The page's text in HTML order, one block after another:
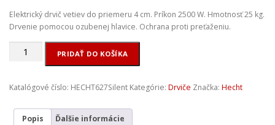
Elektrický drvič vetiev do priemeru 4 cm. Príkon 2500 W. Hmotnosť 25 kg.
Drvenie pomocou ozubenej hlavice. Ochrana proti preťaženiu.
množstvo
vetiev
HECHT
PRIDAŤ DO KOŠÍKA
Katalógové číslo: HECHT627Silent Kategórie: Drviče Značka: Hecht
Popis Ďalšie informácie